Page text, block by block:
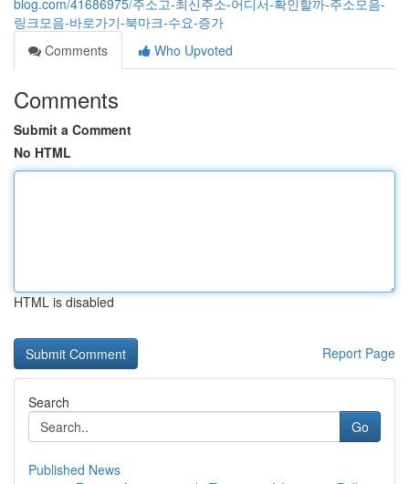
blog.com/41686975/주소고-최신주소-어디서-확인할까-주소모음-
링크모음-바로가기-북마크-수요-증가
Comments
Who Upvoted
Comments
Submit a Comment
No HTML
HTML is disabled
Report Page
Search
Go
Published News